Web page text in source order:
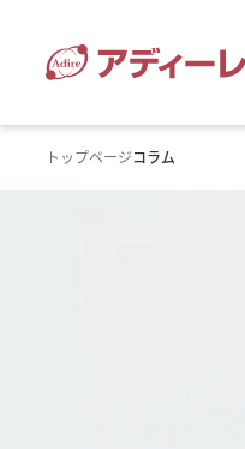
トップページコラム